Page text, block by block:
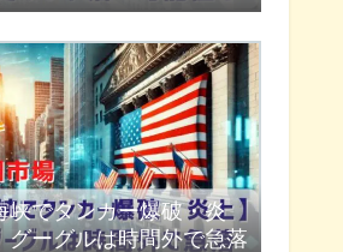
峡でタンカー爆破・炎
グーグルは時間外で急落